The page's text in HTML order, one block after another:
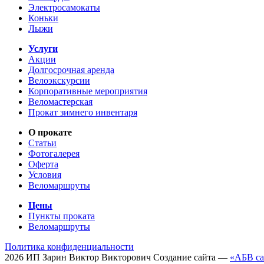
Электросамокаты
Коньки
Лыжи
Услуги
Акции
Долгосрочная аренда
Велоэкскурсии
Корпоративные мероприятия
Веломастерская
Прокат зимнего инвентаря
О прокате
Статьи
Фотогалерея
Оферта
Условия
Веломаршруты
Цены
Пункты проката
Веломаршруты
Политика конфиденциальности
2026 ИП Зарин Виктор Викторович Создание сайта — «АБВ